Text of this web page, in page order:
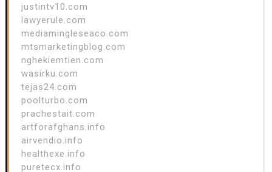
justintv10.com
lawyerule.com
mediamingleseaco.com
mtsmarketingblog.com
nghekiemtien.com
wasirku.com
tejas24.com
poolturbo.com
prachestait.com
artforafghans.info
airvendio.info
healthexe.info
puretecx.info